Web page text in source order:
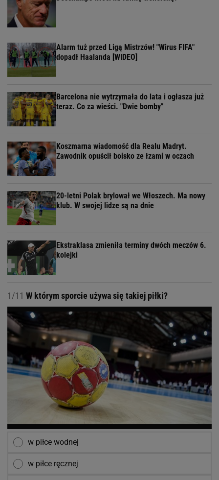
Alarm tuż przed Ligą Mistrzów! "Wirus FIFA"
dopadł Haalanda [WIDEO]
Barcelona nie wytrzymała do lata i ogłasza już
teraz. Co za wieści. "Dwie bomby"
Koszmarna wiadomość dla Realu Madryt.
Zawodnik opuścił boisko ze łzami w oczach
20-letni Polak brylował we Włoszech. Ma nowy
klub. W swojej lidze są na dnie
Ekstraklasa zmieniła terminy dwóch meczów 6.
kolejki
1/11 W którym sporcie używa się takiej piłki?
w piłce wodnej
w piłce ręcznej